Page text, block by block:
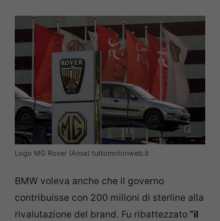
Logo MG Rover (Ansa) tuttomotoriweb.it
BMW voleva anche che il governo
contribuisse con 200 milioni di sterline alla
rivalutazione del brand. Fu ribattezzato “il